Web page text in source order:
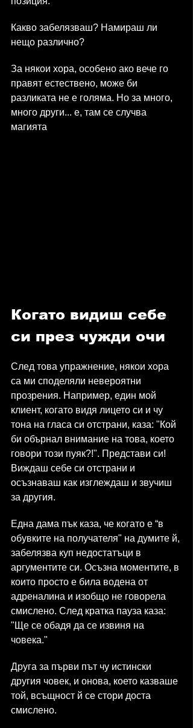
Какво забелязваш? Намираш ли
нещо различно?
За някои хора, особено ако вече го
правят естествено, може би
разликата не е голяма. Но за много,
много други... е, там се случва
магията
Когато видиш себе
си през чужди очи
След това упражнение, някои хора
са ми споделяли невероятни
прозрения. Например, един мой
клиент, когато видя лицето си и чу
тона на гласа си отстрани, каза: "Кой
би обърнал внимание на това, което
говори този пуяк?!". Представи си!
Виждаш себе си отстрани и
осъзнаваш как изглеждаш и звучиш
за другия.
Една дама пък каза, че когато е “в
обувките на получателя" на думите й,
забелязва куп недостатъци в
аргументите си. Осъзна моментите, в
които просто е била водена от
адреналина и изобщо не говорела
смислено. След кратка пауза каза:
"Ще се обадя да се извиня на
човека."
Друга за първи път чу истински
другия човек, и онова, което казваше
той, всъщност й се стори доста
смислено.